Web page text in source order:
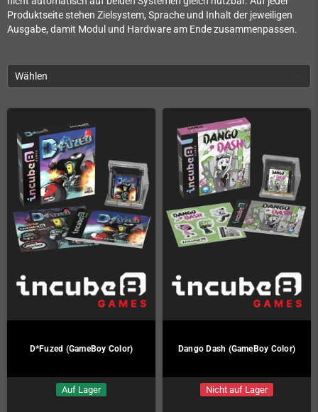
Produktseite stehen Zielsystem, Sprache und Inhalt der jeweiligen
Ausgabe, damit Modul und Hardware am Ende zusammenpassen.
Wählen
D*Fuzed (GameBoy Color)
Auf Lager
Dango Dash (GameBoy Color)
Nicht auf Lager